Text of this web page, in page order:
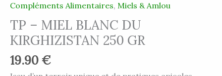
Compléments Alimentaires, Miels & Amlou
TP – MIEL BLANC DU
KIRGHIZISTAN 250 GR
19.90€